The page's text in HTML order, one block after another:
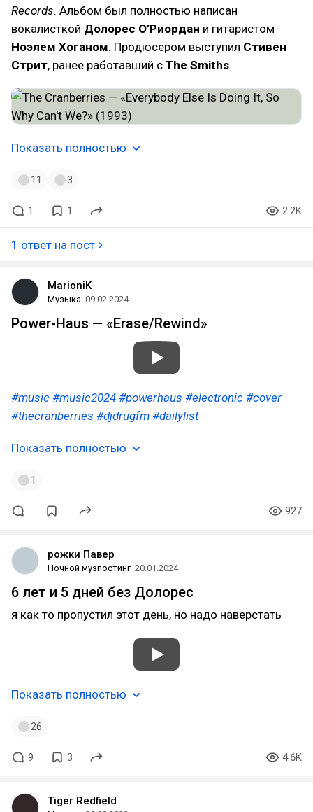
Records. Альбом был полностью написан
вокалисткой Долорес О’Риордан и гитаристом
Ноэлем Хоганом. Продюсером выступил Стивен
Стрит, ранее работавший с The Smiths.
Показать полностью
11 3
1 1 2.2K
1 ответ на пост
MarioniK
Музыка 09.02.2024
Power-Haus — «Erase/Rewind»
#music #music2024 #powerhaus #electronic #cover
#thecranberries #djdrugfm #dailylist
Показать полностью
1
927
рожки Павер
Ночной музпостинг 20.01.2024
6 лет и 5 дней без Долорес
я как то пропустил этот день, но надо наверстать
Показать полностью
26
9 3 4.6K
Tiger Redfield